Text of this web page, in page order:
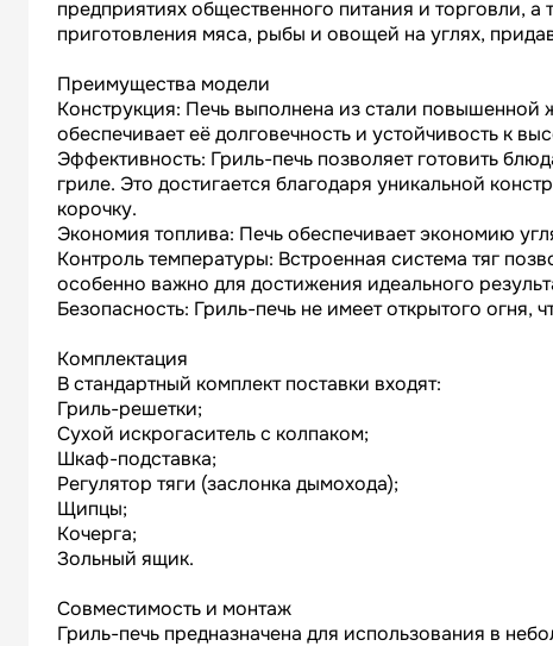
предприятиях общественного питания и торговли,
приготовления мяса, рыбы и овощей на углях,
Преимущества модели
Конструкция: Печь выполнена из стали повышенной
обеспечивает её долговечность и устойчивость к
Эффективность: Гриль-печь позволяет готовить
гриле. Это достигается благодаря уникальной
корочку.
Экономия топлива: Печь обеспечивает экономию
Контроль температуры: Встроенная система тяг
особенно важно для достижения идеального
Безопасность: Гриль-печь не имеет открытого огня,
Комплектация
В стандартный комплект поставки входят:
Гриль-решетки;
Сухой искрогаситель с колпаком;
Шкаф-подставка;
Регулятор тяги (заслонка дымохода);
Щипцы;
Кочерга;
Зольный ящик.
Совместимость и монтаж
Гриль-печь предназначена для использования в